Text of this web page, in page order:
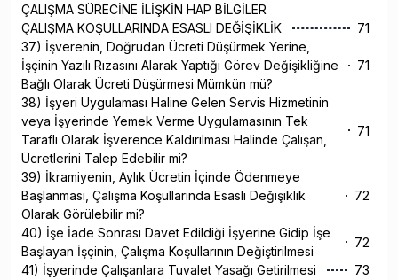
ÇALIŞMA SÜRECİNE İLİŞKİN HAP BİLGİLER
ÇALIŞMA KOŞULLARINDA ESASLI DEĞİŞİKLİK
71
37) İşverenin, Doğrudan Ücreti Düşürmek Yerine,
İşçinin Yazılı Rızasını Alarak Yaptığı Görev Değişikliğine
Bağlı Olarak Ücreti Düşürmesi Mümkün mü?
71
38) İşyeri Uygulaması Haline Gelen Servis Hizmetinin
veya İşyerinde Yemek Verme Uygulamasının Tek
Taraflı Olarak İşverence Kaldırılması Halinde Çalışan,
Ücretlerini Talep Edebilir mi?
71
39) İkramiyenin, Aylık Ücretin İçinde Ödenmeye
Başlanması, Çalışma Koşullarında Esaslı Değişiklik
Olarak Görülebilir mi?
72
40) İşe İade Sonrası Davet Edildiği İşyerine Gidip İşe
Başlayan İşçinin, Çalışma Koşullarının Değiştirilmesi
72
41) İşyerinde Çalışanlara Tuvalet Yasağı Getirilmesi
73